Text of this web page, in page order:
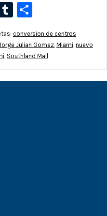
Tumblr
conversion de centros
Julian Gomez, Miami, nuevo
, Southland Mall